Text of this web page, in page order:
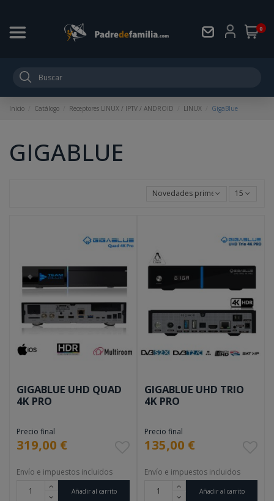
0
Inicio Catálogo Receptores LINUX / IPTV / ANDROID LINUX GigaBlue
GIGABLUE
Novedades primero 15
GIGABLUE UHD QUAD
4K PRO
Precio final
319,00 €
Envío e impuestos incluidos
Añadir al carrito
GIGABLUE UHD TRIO
4K PRO
Precio final
135,00 €
Envío e impuestos incluidos
Añadir al carrito